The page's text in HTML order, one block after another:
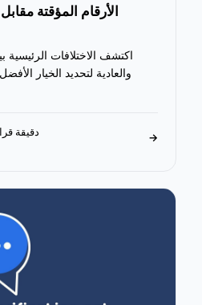
الأرقام المؤقتة
اكتشف الاختلافات الرئيسية
والعادية لتحديد الخيار
8 دقيقة →